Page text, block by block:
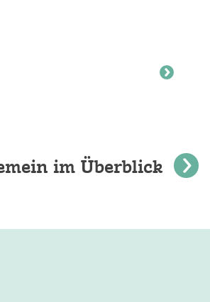
im Überblick